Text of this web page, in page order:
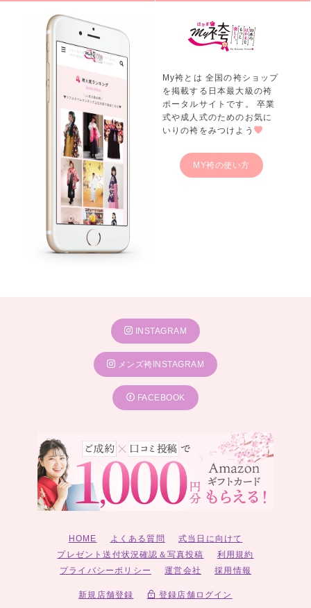
My袴とは 全国の袴ショップ
を掲載する日本最大級の袴
ポータルサイトです。 卒業
式や成人式のためのお気に
いりの袴をみつけよう
MY袴の使い方
INSTAGRAM
メンズ袴INSTAGRAM
FACEBOOK
HOME よくある質問
式当日に向けて
プレゼント送付状況確認＆写真投稿
利用規約
プライバシーポリシー
運営会社 採用情報
新規店舗登録 登録店舗ログイン